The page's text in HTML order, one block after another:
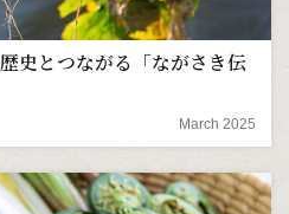
史とつながる「ながさき伝
March 2025